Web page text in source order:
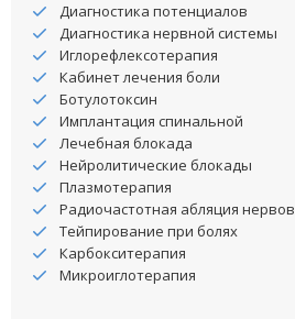
Диагностика потенциалов
Диагностика нервной системы
Иглорефлексотерапия
Кабинет лечения боли
Ботулотоксин
Имплантация спинальной
Лечебная блокада
Нейролитические блокады
Плазмотерапия
Радиочастотная абляция нервов
Тейпирование при болях
Карбокситерапия
Микроиглотерапия